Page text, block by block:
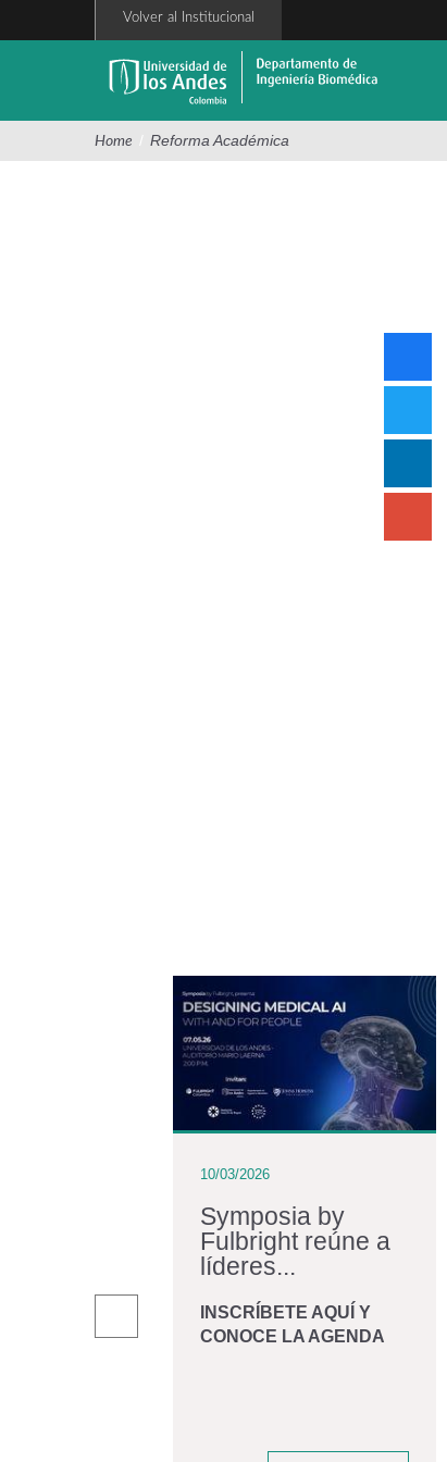
Volver al Institucional
Home / Reforma Académica
Giraldo
10/03/2026
Symposia by
Fulbright reúne a
líderes...
INSCRÍBETE AQUÍ Y
CONOCE LA AGENDA